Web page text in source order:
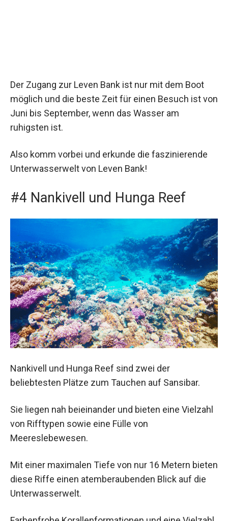
Der Zugang zur Leven Bank ist nur mit dem Boot
möglich und die beste Zeit für einen Besuch ist von
Juni bis September, wenn das Wasser am
ruhigsten ist.
Also komm vorbei und erkunde die faszinierende
Unterwasserwelt von Leven Bank!
#4 Nankivell und Hunga Reef
Nankivell und Hunga Reef sind zwei der
beliebtesten Plätze zum Tauchen auf Sansibar.
Sie liegen nah beieinander und bieten eine Vielzahl
von Rifftypen sowie eine Fülle von
Meereslebewesen.
Mit einer maximalen Tiefe von nur 16 Metern bieten
diese Riffe einen atemberaubenden Blick auf die
Unterwasserwelt.